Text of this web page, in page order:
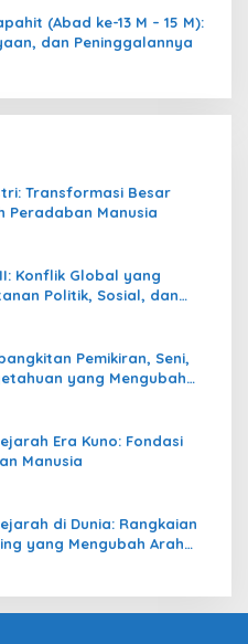
(Abad ke-13 M – 15 M):
dan Peninggalannya
Transformasi Besar
Peradaban Manusia
Konflik Global yang
Politik, Sosial, dan
Pemikiran, Seni,
yang Mengubah
Era Kuno: Fondasi
Manusia
di Dunia: Rangkaian
yang Mengubah Arah